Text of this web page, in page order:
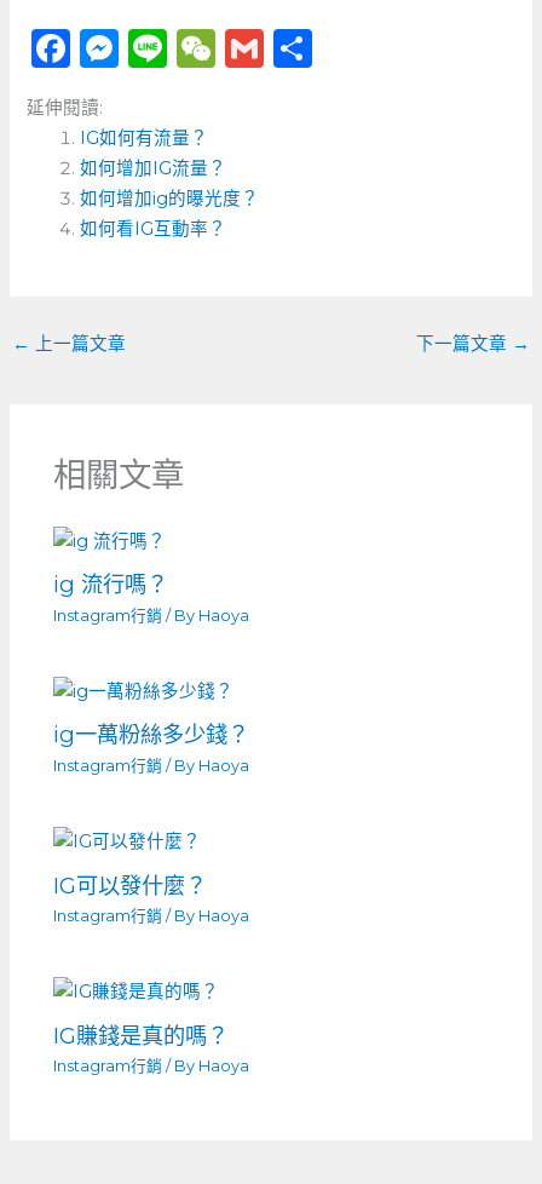
F
a
c
e
b
o
M
ss
e
n
g
Li
e
W
h
a
t
G
延伸閱讀:
IG如何有流量？
如何增加IG流量？
如何增加ig的曝光度？
如何看IG互動率？
← 上一篇文章 下一篇文章 →
相關文章
ig 流行嗎？
Instagram行銷 / By Haoya
ig一萬粉絲多少錢？
Instagram行銷 / By Haoya
IG可以發什麼？
Instagram行銷 / By Haoya
IG賺錢是真的嗎？
Instagram行銷 / By Haoya